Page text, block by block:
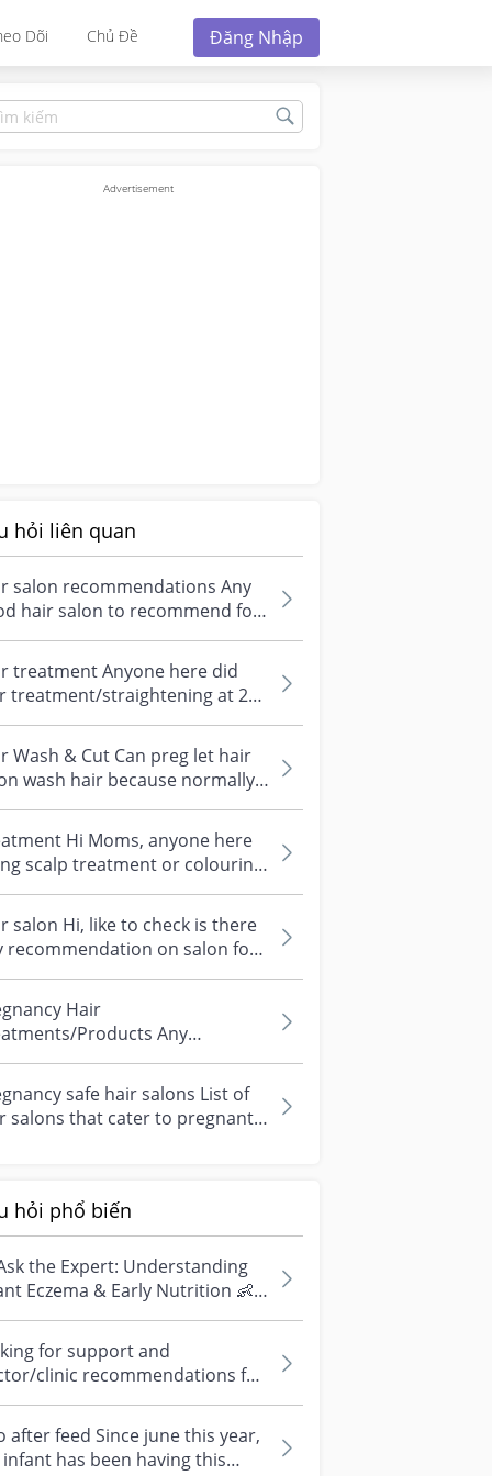
Dõi Chủ Đề Đăng Nhập
hỏi liên quan
salon recommendations Any
hair salon to recommend for
cut? Do u prefer to go for
treatment Anyone here did
treatment/straightening at 2nd
Is it safe? Any sugges...
Wash & Cut Can preg let hair
wash hair because normally
will also give some head mas...
Hi Moms, anyone here
scalp treatment or colouring
Is it safe for breastfeeding...
salon Hi, like to check is there
recommendation on salon for
treatment or straightenin...
Hair
Products Any
done any hair
during pregnancy? Any
t...
safe hair salons List of
salons that cater to pregnant
hỏi phổ biến
the Expert: Understanding
Eczema & Early Nutrition 👶
questions about eczema,
for support and
clinic recommendations for
abortion i'm feeling really
after feed Since june this year,
infant has been having this